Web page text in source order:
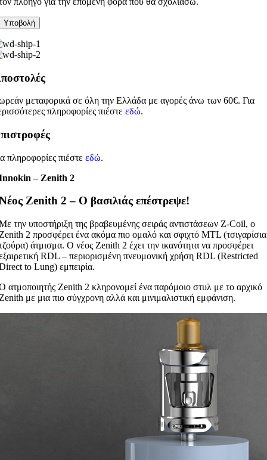
μεταφορικά σε όλη την Ελλάδα με αγορές άνω των 60€. Για
πληροφορίες πιέστε εδώ.
πληροφορίες πιέστε εδώ.
– Zenith 2
Zenith 2 – Ο βασιλιάς επέστρεψε!
την υποστήριξη της βραβευμένης σειράς αντιστάσεων Z-Coil, ο
2 προσφέρει ένα ακόμα πιο ομαλό και σφιχτό MTL (τσιγαρίσια
άτμισμα. Ο νέος Zenith 2 έχει την ικανότητα να προσφέρει
RDL – περιορισμένη πνευμονική χρήση RDL (Restricted
to Lung) εμπειρία.
ατμοποιητής Zenith 2 κληρονομεί ένα παρόμοιο στυλ με το αρχικό
με μια πιο σύγχρονη αλλά και μινιμαλιστική εμφάνιση.